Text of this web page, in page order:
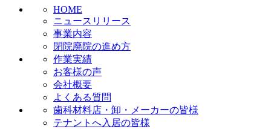
HOME
ニュースリリース
事業内容
閉院廃院の進め方
作業実績
お客様の声
会社概要
よくある質問
歯科材料店・卸・メーカーの皆様
テナントへ入居の皆様